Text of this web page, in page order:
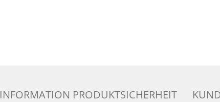
INFORMATION PRODUKTSICHERHEIT